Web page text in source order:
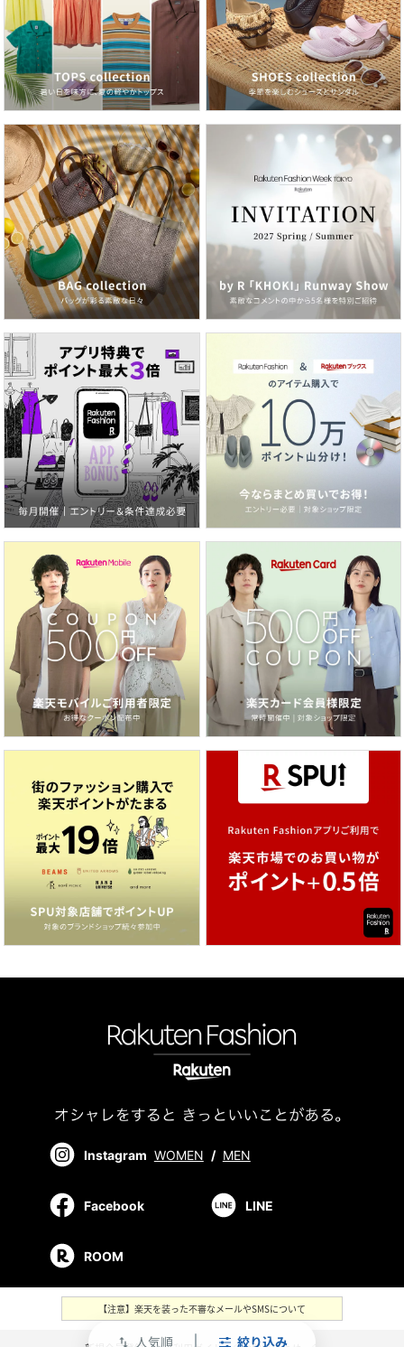
swap_vert 人気順 絞り込み
Instagram WOMEN / MEN
Facebook LINE
ROOM
【注意】楽天を装った不審なメールやSMSについて